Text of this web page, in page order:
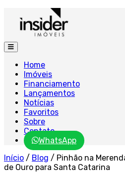
Home
Imóveis
Financiamento
Lançamentos
Notícias
Favoritos
Sobre
Contato
WhatsApp
Início / Blog / Pinhão na
de Ouro para Santa Catarina